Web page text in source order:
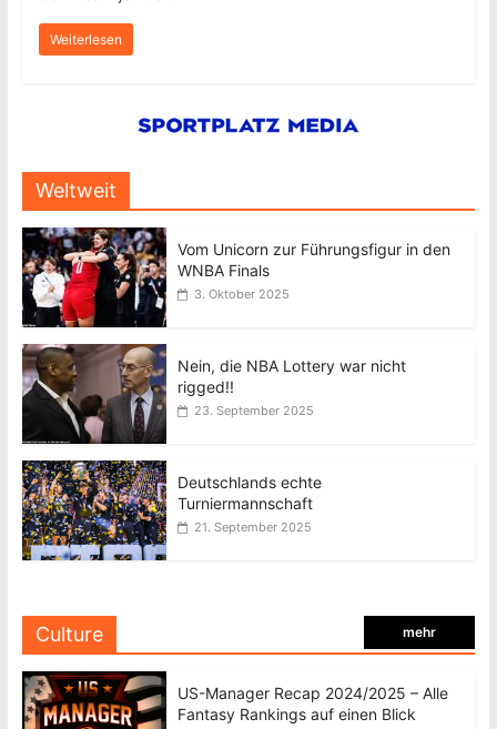
Weiterlesen
Weltweit
Vom Unicorn zur Führungsfigur in den
WNBA Finals
3. Oktober 2025
Nein, die NBA Lottery war nicht
rigged!!
23. September 2025
Deutschlands echte
Turniermannschaft
21. September 2025
Culture mehr
US-Manager Recap 2024/2025 – Alle
Fantasy Rankings auf einen Blick